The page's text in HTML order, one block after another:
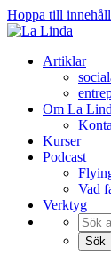
Hoppa till innehåll
Artiklar
Om La
Kurser
Podcast
Vad
Verktyg